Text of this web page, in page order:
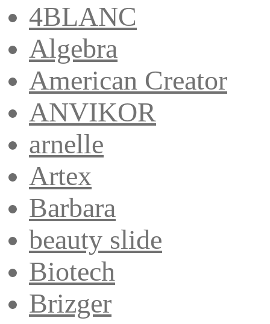
4BLANC
Algebra
American Creator
ANVIKOR
arnelle
Artex
Barbara
beauty slide
Biotech
Brizger